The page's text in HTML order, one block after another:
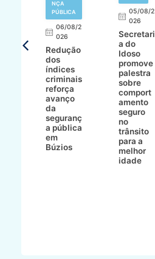
NÇA
PÚBLICA
06/08/2
026
Redução
dos
índices
criminais
reforça
avanço
da
seguranç
a pública
em
Búzios
05/08/2
026
Secretari
a do
Idoso
promove
palestra
sobre
comport
amento
seguro
no
trânsito
para a
melhor
idade